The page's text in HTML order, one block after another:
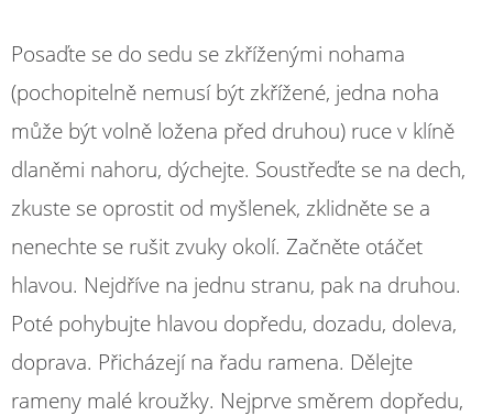
Posaďte se do sedu se zkříženými nohama
(pochopitelně nemusí být zkřížené, jedna noha
může být volně ložena před druhou) ruce v klíně
dlaněmi nahoru, dýchejte. Soustřeďte se na dech,
zkuste se oprostit od myšlenek, zklidněte se a
nenechte se rušit zvuky okolí. Začněte otáčet
hlavou. Nejdříve na jednu stranu, pak na druhou.
Poté pohybujte hlavou dopředu, dozadu, doleva,
doprava. Přicházejí na řadu ramena. Dělejte
rameny malé kroužky. Nejprve směrem dopředu,